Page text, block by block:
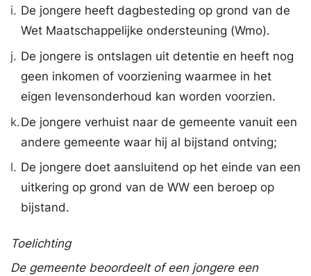
i. De jongere heeft dagbesteding op grond van de
Wet Maatschappelijke ondersteuning (Wmo).
j. De jongere is ontslagen uit detentie en heeft nog
geen inkomen of voorziening waarmee in het
eigen levensonderhoud kan worden voorzien.
k.De jongere verhuist naar de gemeente vanuit een
andere gemeente waar hij al bijstand ontving;
l. De jongere doet aansluitend op het einde van een
uitkering op grond van de WW een beroep op
bijstand.
Toelichting
De gemeente beoordeelt of een jongere een